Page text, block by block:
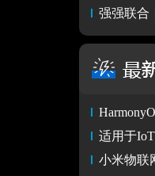
强强联合！
HarmonyOS极客马拉
适用于IoT边缘设备
小米物联网平台举